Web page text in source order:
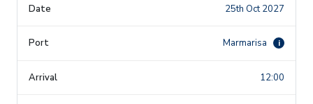
25th Oct 2027
Marmarisa i
12:00